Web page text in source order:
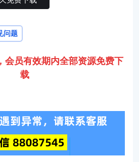
问题
，会员有效期内全部资源免费下
载